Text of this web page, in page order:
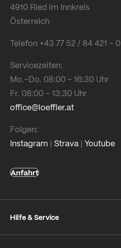
4910 Ried im Innkreis
Österreich
Telefon +43 77 52 / 84 421 – 0
Servicezeiten:
Mo.–Do. 08:00 – 16:30 Uhr
Fr. 08:00 – 13:30 Uhr
office@loeffler.at
Folgen:
Instagram | Strava | Youtube
Anfahrt
Hilfe & Service